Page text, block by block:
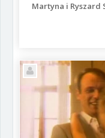
Martyna i Ryszard